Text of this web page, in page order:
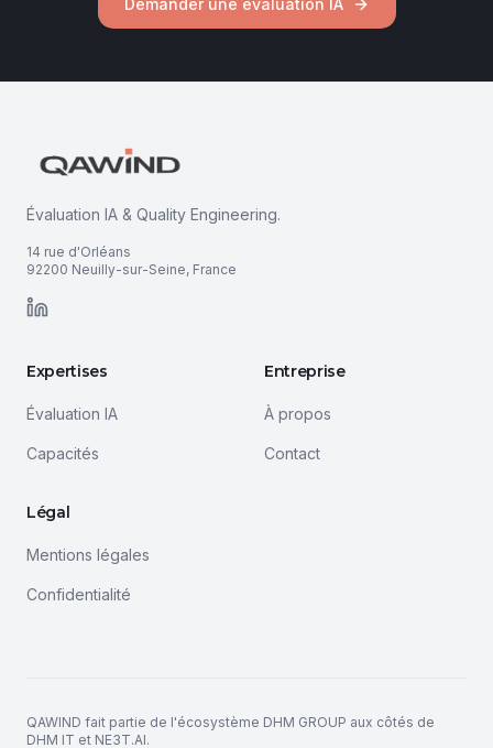
Demander une évaluation IA
Évaluation IA & Quality Engineering.
14 rue d'Orléans
92200 Neuilly-sur-Seine, France
LinkedIn
Expertises
Évaluation IA
Capacités
Entreprise
À propos
Contact
Légal
Mentions légales
Confidentialité
QAWIND fait partie de l'écosystème DHM GROUP aux côtés de
DHM IT et NE3T.AI.